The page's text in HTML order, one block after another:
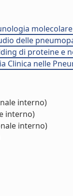
delle
di proteine e
nelle
interno)
interno)
interno)